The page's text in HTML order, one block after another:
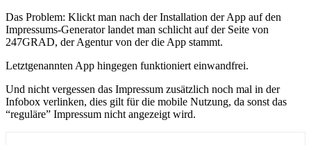
Das Problem: Klickt man nach der Installation der App auf den
Impressums-Generator landet man schlicht auf der Seite von
247GRAD, der Agentur von der die App stammt.
Letztgenannten App hingegen funktioniert einwandfrei.
Und nicht vergessen das Impressum zusätzlich noch mal in der
Infobox verlinken, dies gilt für die mobile Nutzung, da sonst das
“reguläre” Impressum nicht angezeigt wird.